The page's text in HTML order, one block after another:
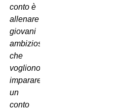
conto è
allenare
giovani
ambiziosi
che
vogliono
imparare,
un
conto